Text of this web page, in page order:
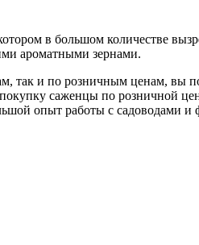
в большом количестве
ароматными зернами.
так и по розничным ценам, вы
саженцы по розничной
опыт работы с садоводами